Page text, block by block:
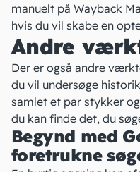
manuelt på Wayback
hvis du vil skabe en
Andre
Der er også andre
du vil undersøge
samlet et par stykker
du kan finde det, du
Begynd med
foretrukne